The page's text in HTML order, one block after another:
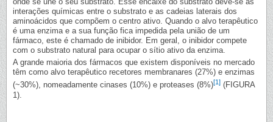
interações químicas entre o substrato e as cadeias laterais dos
aminoácidos que compõem o centro ativo. Quando o alvo terapêutico
é uma enzima e a sua função fica impedida pela união de um
fármaco, este é chamado de inibidor. Em geral, o inibidor compete
com o substrato natural para ocupar o sítio ativo da enzima.
A grande maioria dos fármacos que existem disponíveis no mercado
têm como alvo terapêutico recetores membranares (27%) e enzimas
(~30%), nomeadamente cinases (10%) e proteases (8%)[1] (FIGURA
1).